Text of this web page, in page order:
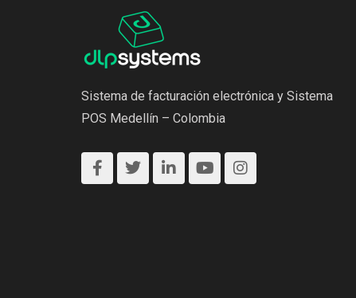
Sistema de facturación electrónica y Sistema
POS Medellín – Colombia